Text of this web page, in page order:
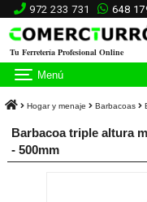
972 233 731 648
Tu Ferretería Profesional Online
Menú
Hogar y menaje Barbacoas
Barbacoa triple altura
- 500mm